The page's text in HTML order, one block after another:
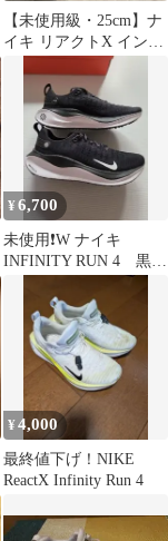
【未使用級・25cm】ナ
イキ リアクトX インフ
ィニティラン 4
¥6,700
未使用❗W ナイキ
INFINITY RUN 4 黒
¥4,000
最終値下げ！NIKE
ReactX Infinity Run 4